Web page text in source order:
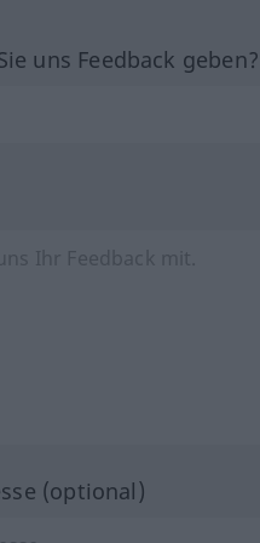
uns Feedback
(optional)